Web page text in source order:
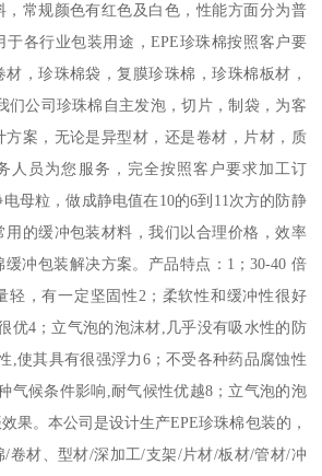
，常规颜色有红色及白色，性能方面分为普
于各行业包装用途，EPE珍珠棉按照客户要
，珍珠棉袋，复膜珍珠棉，珍珠棉板材，
们公司珍珠棉自主发泡，切片，制袋，为客
方案，无论是异型材，还是卷材，片材，质
人员为您服务，完全按照客户要求加工订
母粒，做成静电值在10的6到11次方的防静
用的缓冲包装材料，我们以合理价格，效率
冲包装解决方案。产品特点：1；30-40 倍
轻，有一定坚固性2；柔软性和缓冲性很好
优4；立气泡的泡沫材,几乎没有吸水性的防
,使其具有很强浮力6；不受各种药品腐蚀性
气候条件影响,耐气候性优越8；立气泡的泡
果。本公司是设计生产EPE珍珠棉包装的，
/卷材、型材/深加工/支架/片材/板材/管材/冲